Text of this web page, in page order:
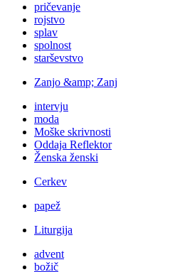
pričevanje
rojstvo
splav
spolnost
starševstvo
Zanjo &amp; Zanj
intervju
moda
Moške skrivnosti
Oddaja Reflektor
Ženska ženski
Cerkev
papež
Liturgija
advent
božič